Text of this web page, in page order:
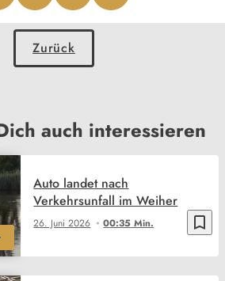
Zurück
auch interessieren
bookmark_border
26. Juni 2026 00:35 Min.
Auto landet nach
Verkehrsunfall im Weiher